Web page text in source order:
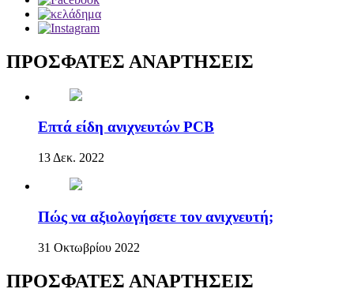
ΠΡΟΣΦΑΤΕΣ ΑΝΑΡΤΗΣΕΙΣ
Επτά είδη ανιχνευτών PCB
13 Δεκ. 2022
Πώς να αξιολογήσετε τον ανιχνευτή;
31 Οκτωβρίου 2022
ΠΡΟΣΦΑΤΕΣ ΑΝΑΡΤΗΣΕΙΣ